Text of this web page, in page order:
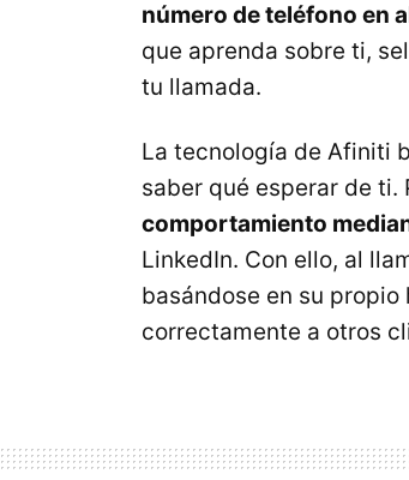
número de teléfono en
que aprenda sobre ti,
tu llamada.
La tecnología de Afiniti
saber qué esperar de ti.
comportamiento
LinkedIn. Con ello, al
basándose en su
correctamente a otros